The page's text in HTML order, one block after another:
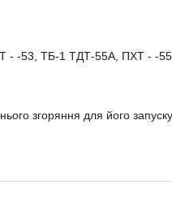
-53, ТБ-1 ТДТ-55А, ПХТ - -55,
згоряння для його запуску.